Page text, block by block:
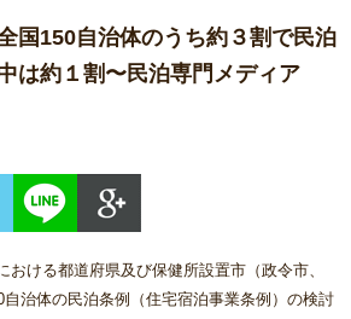
国150自治体のうち約３割で民泊
は約１割〜民泊専門メディア
おける都道府県及び保健所設置市（政令市、
治体の民泊条例（住宅宿泊事業条例）の検討